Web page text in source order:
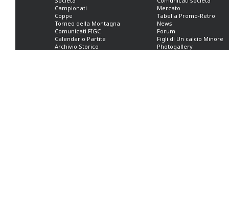
Campionati
Coppe
Torneo della Montagna
Comunicati FIGC
Calendario Partite
Archivio Storico
Mercato
Tabella Promo-Retro
News
Forum
Figli di Un calcio Minore
Photogallery